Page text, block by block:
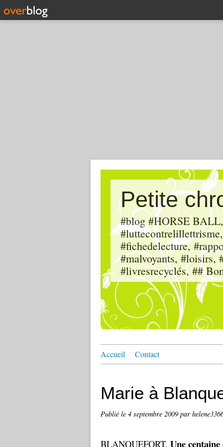
Petite
#blog #HORSE
#fichedelecture,
#malvoyants,
#livresrecyclés, ##
Accueil Contact
Marie à
Publié le 4 septembre 2009 par
BLANQUEFORT. Une